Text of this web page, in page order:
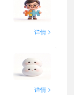
详情 >
详情 >